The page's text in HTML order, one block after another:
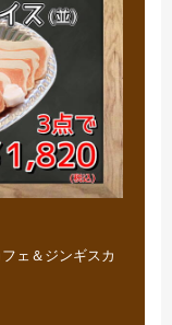
ェ＆ジンギスカ